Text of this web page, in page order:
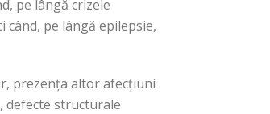
pe lângă crizele
pe lângă epilepsie,
prezența altor afecțiuni
defecte structurale